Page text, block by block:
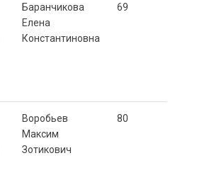
Баранчикова
Елена
Константиновна
69
Воробьев
Максим
Зотикович
80